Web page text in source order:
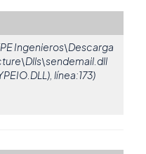
Ingenieros\Descarga
línea:173)